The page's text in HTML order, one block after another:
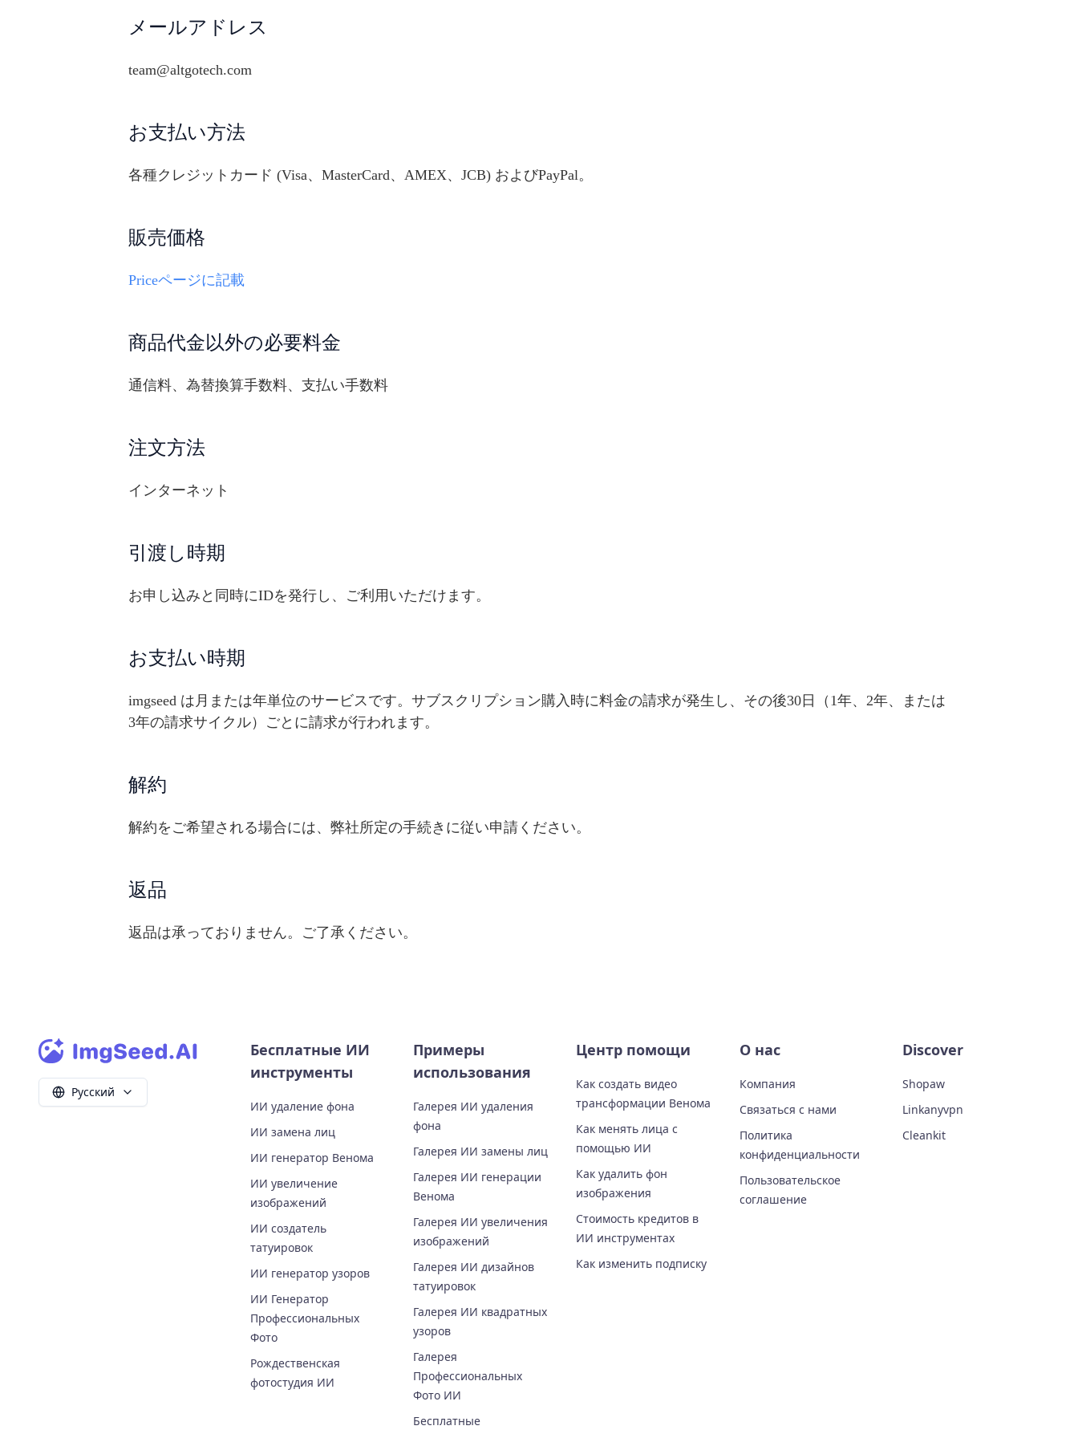
メールアドレス
team@altgotech.com
お支払い方法
各種クレジットカード (Visa、MasterCard、AMEX、JCB) およびPayPal。
販売価格
Priceページに記載
商品代金以外の必要料金
通信料、為替換算手数料、支払い手数料
注文方法
インターネット
引渡し時期
お申し込みと同時にIDを発行し、ご利用いただけます。
お支払い時期
imgseed は月または年単位のサービスです。サブスクリプション購入時に料金の請求が発生し、その後30日（1年、2年、または
3年の請求サイクル）ごとに請求が行われます。
解約
解約をご希望される場合には、弊社所定の手続きに従い申請ください。
返品
返品は承っておりません。ご了承ください。
Русский
Бесплатные ИИ
инструменты
ИИ удаление фона
ИИ замена лиц
ИИ генератор Венома
ИИ увеличение
изображений
ИИ создатель
татуировок
ИИ генератор узоров
ИИ Генератор
Профессиональных
Фото
Рождественская
фотостудия ИИ
Примеры
использования
Галерея ИИ удаления
фона
Галерея ИИ замены лиц
Галерея ИИ генерации
Венома
Галерея ИИ увеличения
изображений
Галерея ИИ дизайнов
татуировок
Галерея ИИ квадратных
узоров
Галерея
Профессиональных
Фото ИИ
Бесплатные
Центр помощи
Как создать видео
трансформации Венома
Как менять лица с
помощью ИИ
Как удалить фон
изображения
Стоимость кредитов в
ИИ инструментах
Как изменить подписку
О нас
Компания
Связаться с нами
Политика
конфиденциальности
Пользовательское
соглашение
Discover
Shopaw
Linkanyvpn
Cleankit